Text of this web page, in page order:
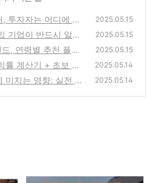
투자자는 어디에 주
2025.05.15
기업이 반드시 알아
전략
(0)
2025.05.15
, 연령별 추천 플랜
유리한 보험은?
2025.05.15
2025.05.14
미치는 영향: 실전 분
2025.05.14